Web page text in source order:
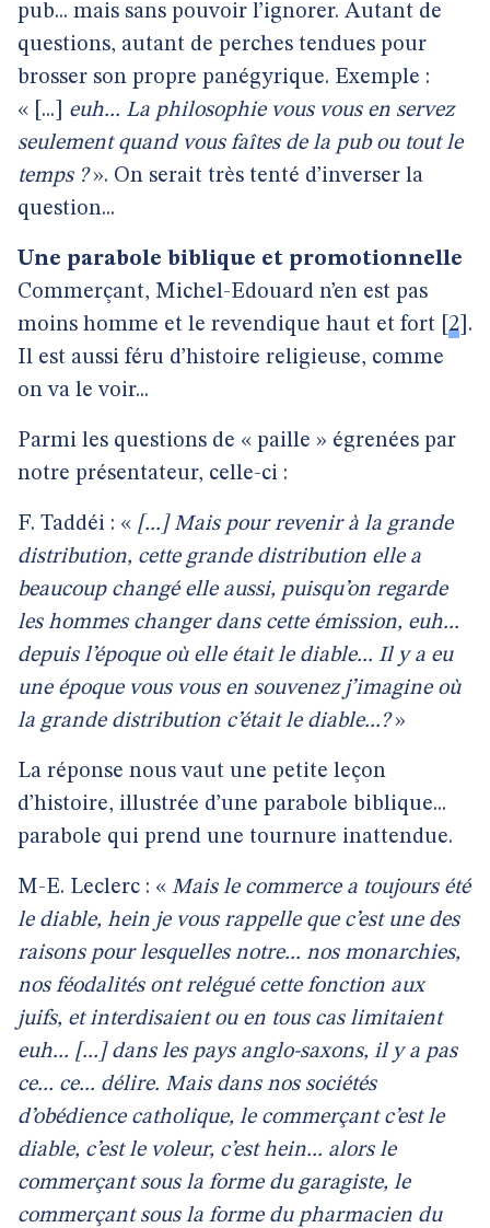
pub... mais sans pouvoir l’ignorer. Autant de
questions, autant de perches tendues pour
brosser son propre panégyrique. Exemple :
« [...]
euh... La philosophie vous vous en servez
seulement quand vous faîtes de la pub ou tout le
temps ?». On serait très tenté d’inverser la
question...
Une parabole biblique et promotionnelle
Commerçant, Michel-Edouard n’en est pas
moins homme et le revendique haut et fort 2 .
Il est aussi féru d’histoire religieuse, comme
on va le voir...
Parmi les questions de « paille » égrenées par
notre présentateur, celle-ci :
F. Taddéi : « [...] Mais pour revenir à la grande
distribution, cette grande distribution elle a
beaucoup changé elle aussi, puisqu’on regarde
les hommes changer dans cette émission, euh...
depuis l’époque où elle était le diable... Il y a eu
une époque vous vous en souvenez j’imagine où
la grande distribution c’était le diable...?»
La réponse nous vaut une petite leçon
d’histoire, illustrée d’une parabole biblique...
parabole qui prend une tournure inattendue.
M-E. Leclerc : « Mais le commerce a toujours été
le diable, hein je vous rappelle que c’est une des
raisons pour lesquelles notre... nos monarchies,
nos féodalités ont relégué cette fonction aux
juifs, et interdisaient ou en tous cas limitaient
euh... [...] dans les pays anglo-saxons, il y a pas
ce... ce... délire. Mais dans nos sociétés
d’obédience catholique, le commerçant c’est le
diable, c’est le voleur, c’est hein... alors le
commerçant sous la forme du garagiste, le
commerçant sous la forme du pharmacien du